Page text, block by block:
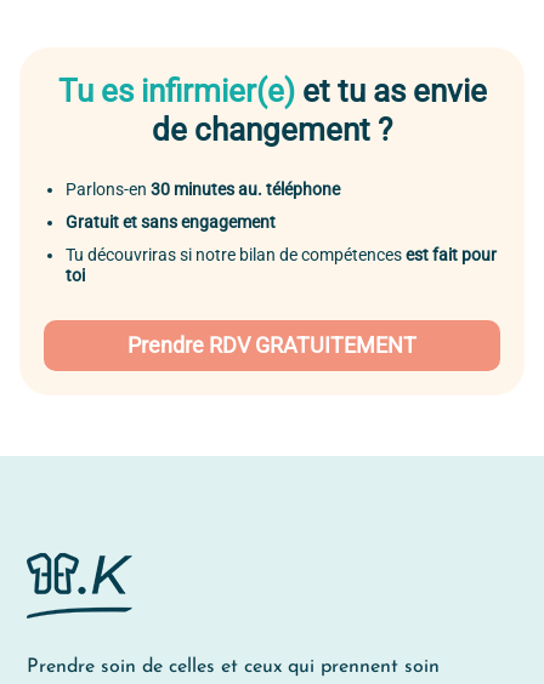
Tu es infirmier(e)et tu as envie
de changement ?
Parlons-en 30 minutes au. téléphone
Gratuit et sans engagement
Tu découvriras si notre bilan de compétencesest fait pour
toi
Prendre RDV GRATUITEMENT
Prendre soin de celles et ceux qui prennent soin